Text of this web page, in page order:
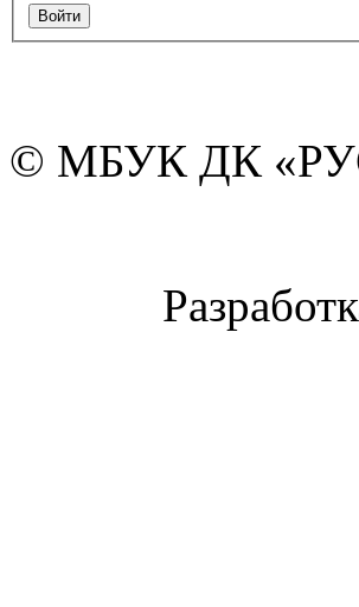
© МБУК ДК